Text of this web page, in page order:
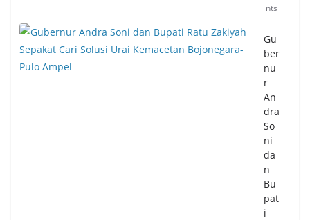
nts
Gu
ber
nu
r
An
dra
So
ni
da
n
Bu
pat
i